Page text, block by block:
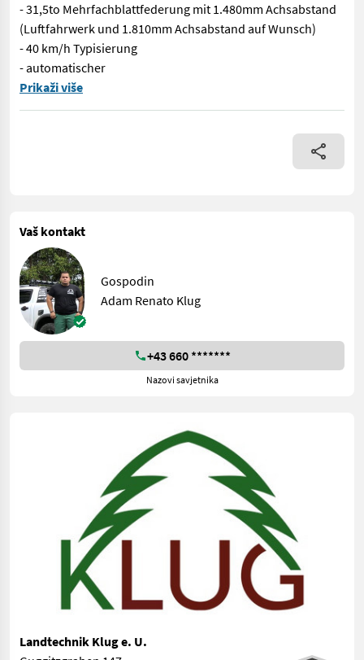
- 31,5to Mehrfachblattfederung mit 1.480mm Achsabstand
(Luftfahrwerk und 1.810mm Achsabstand auf Wunsch)
- 40 km/h Typisierung
- automatischer
STRONGA LL800 Tridemtieflader in vollausgestatteter PROFI
Prikaži više
Vaš kontakt
Gospodin
Adam Renato Klug
+43 660 *******
Nazovi savjetnika
Landtechnik Klug e. U.